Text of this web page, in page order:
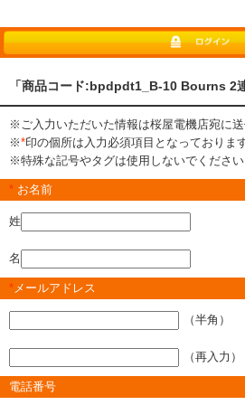
「商品コード:bpdpdt1_B-10 Bourns 2
※ご入力いただいた情報は桜屋電機店宛に送
※*印の個所は入力必須項目となっております
※特殊な記号やタグは使用しないでください
* お名前
姓
名
* メールアドレス
（半角）
（再入力）
電話番号